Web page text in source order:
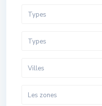
Types
Types
Villes
Les zones